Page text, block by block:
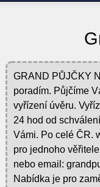
GRAND PŮJČKY
poradím. Půjčíme
vyřízení úvěru.
24 hod od
Vámi. Po celé ČR.
pro jednoho
nebo email:
Nabídka je pro